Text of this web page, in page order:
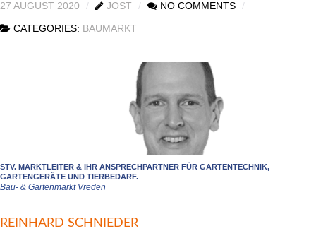
27 AUGUST 2020 JOST NO COMMENTS
CATEGORIES: BAUMARKT
STV. MARKTLEITER & IHR ANSPRECHPARTNER FÜR GARTENTECHNIK,
GARTENGERÄTE UND TIERBEDARF.
Bau- & Gartenmarkt Vreden
REINHARD SCHNIEDER